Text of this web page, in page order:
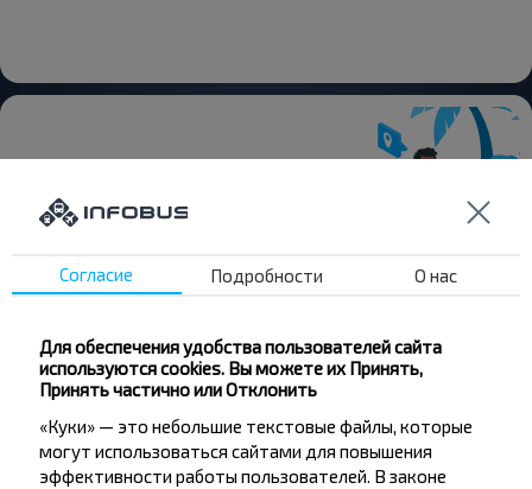
Хотите
путешествовать
Не пропусти специальные акции, скидки и
другие интересные предложения INFOBUS.
Подпишись на получение новостей и
путешествуй с нами дешевле!
Согласие Подробности О нас
Для обеспечения удобства пользователей сайта
используются cookies. Вы можете их Принять,
Принять частично или Отклонить
«Куки» — это небольшие текстовые файлы, которые
могут использоваться сайтами для повышения
эффективности работы пользователей. В законе